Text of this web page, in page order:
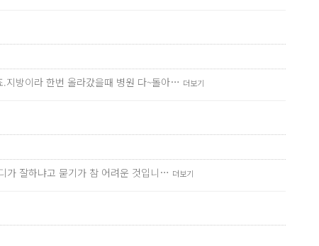
지방이라 한번 올라갔을때 병원 다~돌아… 더보기
가 잘하냐고 묻기가 참 어려운 것입니… 더보기